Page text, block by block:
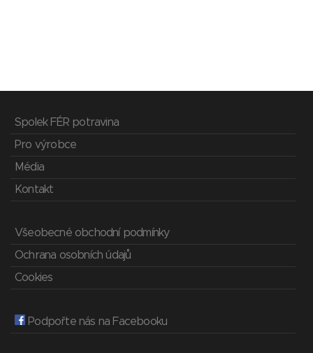
Spolek FÉR potravina
Pro výrobce
Média
Kontakt
Všeobecné obchodní podmínky
Ochrana osobních údajů
Cookies
Podpořte nás na Facebooku